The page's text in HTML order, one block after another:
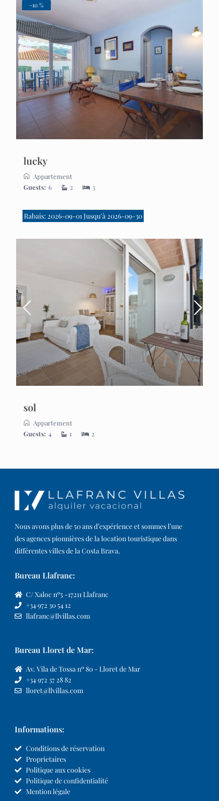
-10 %
lucky
Appartement
Guests: 6 2 3
Rabais: 2026-09-01 Jusqu'à 2026-09-30
sol
Appartement
Guests: 4 1 2
Nous avons plus de 50 ans d’expérience et sommes l’une
des agences pionnières de la location touristique dans
différentes villes de la Costa Brava.​
Bureau Llafranc:
C/ Xaloc nº5 -17211 Llafranc
+34 972 30 54 12
llafranc@llvillas.com
Bureau Lloret de Mar:
Av. Vila de Tossa nº 80 - Lloret de Mar
+34 972 37 28 82
lloret@llvillas.com
Informations:
Conditions de réservation
Proprietaires
Politique aux cookies
Politique de confidentialité
Mention légale